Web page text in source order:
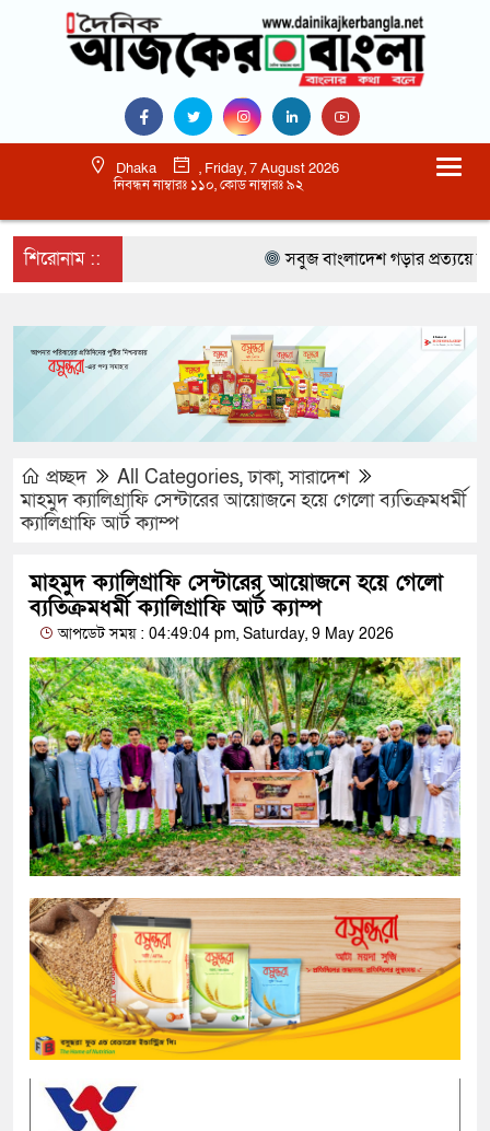
Dhaka
, Friday, 7 August 2026
নিবন্ধন নাম্বারঃ ১১০, কোড নাম্বারঃ ৯২
শিরোনাম :: সবুজ বাংলাদেশ গড়ার প্রত্যয়ে
প্রচ্ছদ All Categories,ঢাকা,সারাদেশ
মাহমুদ ক্যালিগ্রাফি সেন্টারের আয়োজনে হয়ে গেলো ব্যতিক্রমধর্মী
ক্যালিগ্রাফি আর্ট ক্যাম্প
মাহমুদ ক্যালিগ্রাফি সেন্টারের আয়োজনে হয়ে গেলো
ব্যতিক্রমধর্মী ক্যালিগ্রাফি আর্ট ক্যাম্প
আপডেট সময় : 04:49:04 pm, Saturday, 9 May 2026